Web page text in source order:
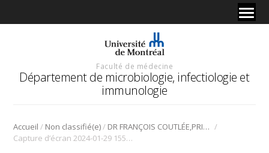
Faculté de médecine
Département de microbiologie, infectiologie et
immunologie
Accueil / Non classifié(e)/ DR FRANÇOIS COUTLÉE,PRIX DU PROFESSEUR DE L’ANNÉE 2023 /
Capture d’écran 2024-01-29 155743